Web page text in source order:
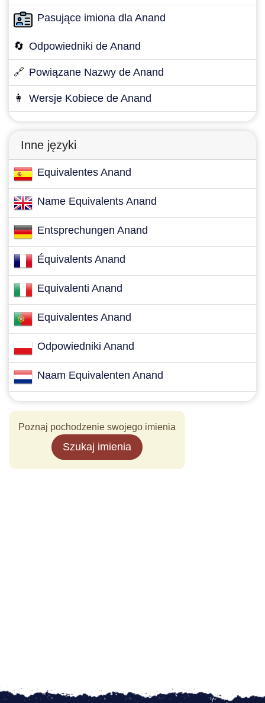
Pasujące imiona dla Anand
🔄 Odpowiedniki de Anand
🔗 Powiązane Nazwy de Anand
👩 Wersje Kobiece de Anand
Inne języki
Equivalentes Anand
Name Equivalents Anand
Entsprechungen Anand
Équivalents Anand
Equivalenti Anand
Equivalentes Anand
Odpowiedniki Anand
Naam Equivalenten Anand
Poznaj pochodzenie swojego imienia
Szukaj imienia